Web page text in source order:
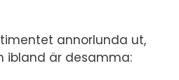
annorlunda ut,
ibland är desamma: